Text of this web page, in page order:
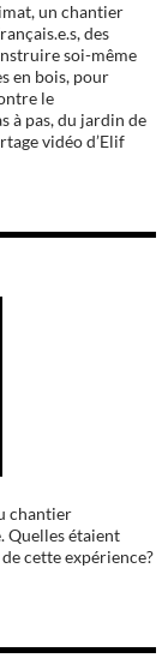
un chantier
des
soi-même
en bois, pour
le
à pas, du jardin de
vidéo d’Elif
chantier
Quelles étaient
cette expérience?